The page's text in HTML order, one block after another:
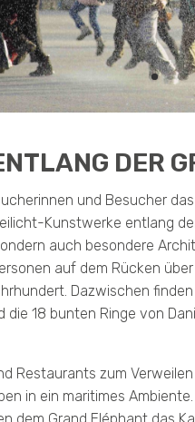
DER
und Besucher
Kunstwerke entlang
auch besondere
auf dem Rücken
Dazwischen
18 bunten Ringe von
Restaurants zum
in ein maritimes